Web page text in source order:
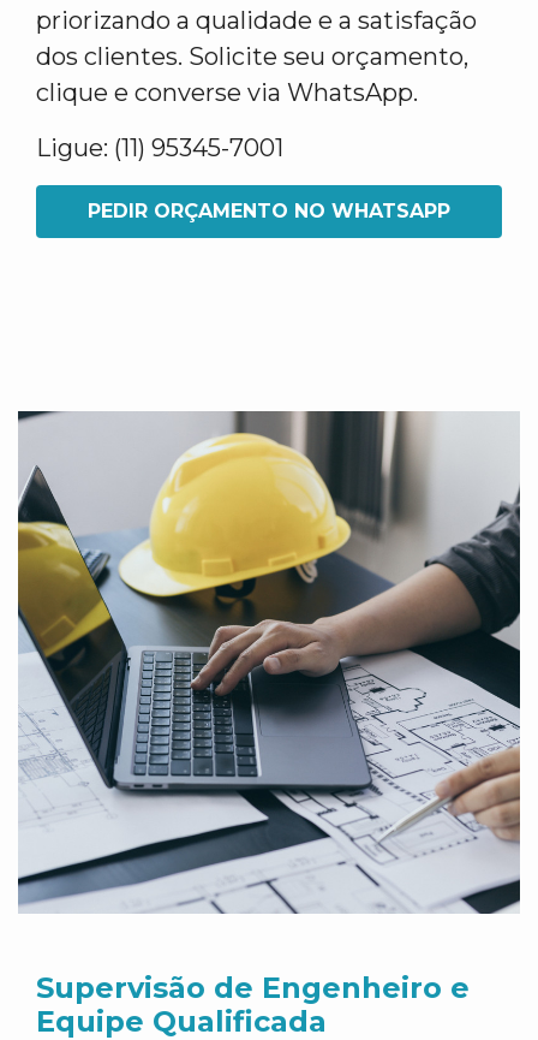
priorizando a qualidade e a satisfação
dos clientes. Solicite seu orçamento,
clique e converse via WhatsApp.
Ligue: (11) 95345-7001
PEDIR ORÇAMENTO NO WHATSAPP
Supervisão de Engenheiro e
Equipe Qualificada